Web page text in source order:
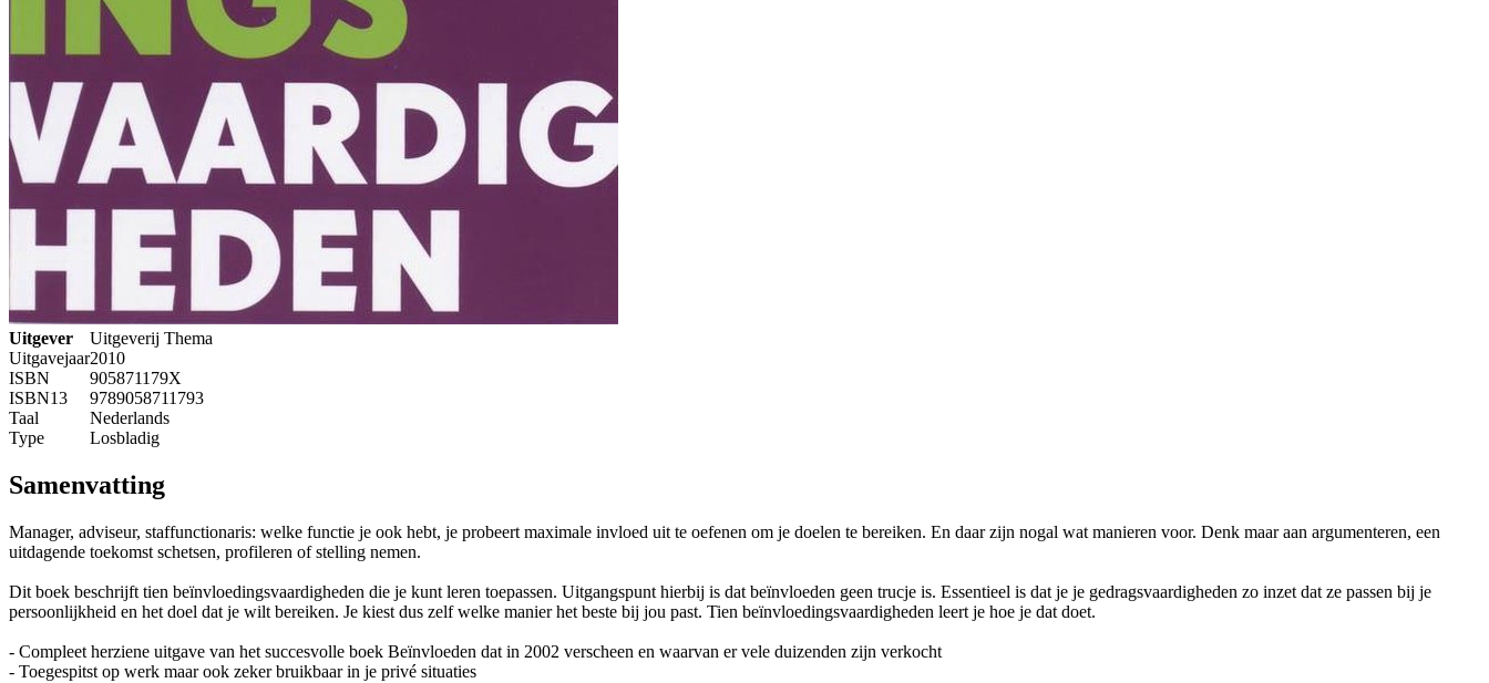
Uitgever
Uitgeverij Thema
Uitgavejaar2010
ISBN
905871179X
ISBN13
9789058711793
Taal
Nederlands
Type
Losbladig
Samenvatting
Manager, adviseur, staffunctionaris: welke functie je ook hebt, je probeert maximale invloed uit te oefenen om je doelen te bereiken. En daar zijn nogal wat manieren voor. Denk maar aan argumenteren, een
uitdagende toekomst schetsen, profileren of stelling nemen.
Dit boek beschrijft tien beïnvloedingsvaardigheden die je kunt leren toepassen. Uitgangspunt hierbij is dat beïnvloeden geen trucje is. Essentieel is dat je je gedragsvaardigheden zo inzet dat ze passen bij je
persoonlijkheid en het doel dat je wilt bereiken. Je kiest dus zelf welke manier het beste bij jou past. Tien beïnvloedingsvaardigheden leert je hoe je dat doet.
- Compleet herziene uitgave van het succesvolle boek Beïnvloeden dat in 2002 verscheen en waarvan er vele duizenden zijn verkocht
- Toegespitst op werk maar ook zeker bruikbaar in je privé situaties